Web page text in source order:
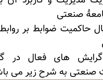
صنعتی
حاکمیت ضوابط بر روابط
های فعال در
صنعتی به شرح زیر می